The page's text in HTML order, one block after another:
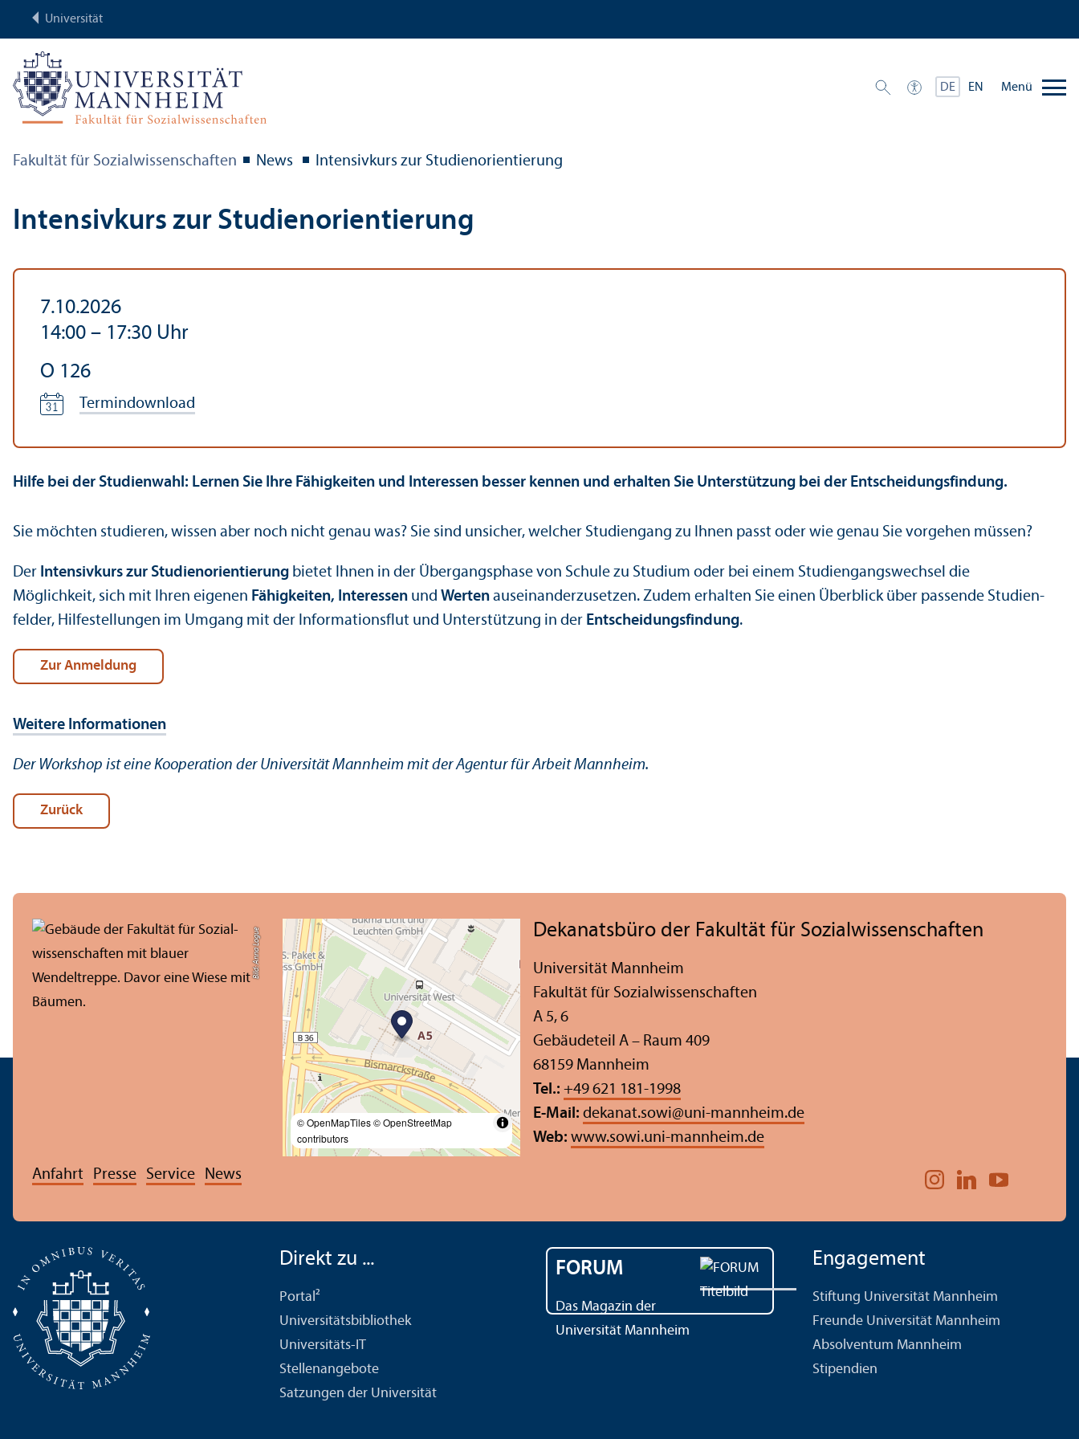
Universität
DE EN Menü
Fakultät für Sozial­wissenschaften News Intensivkurs zur Studien­orientierung
Intensivkurs zur Studien­orientierung
7.10.2026
14:00 – 17:30 Uhr
O 126
Termindownload
Hilfe bei der Studien­wahl: Lernen Sie Ihre Fähigkeiten und Interessen besser kennen und erhalten Sie Unter­stützung bei der Entscheidungs­findung.
Sie möchten studieren, wissen aber noch nicht genau was? Sie sind unsicher, welcher Studien­gang zu Ihnen passt oder wie genau Sie vorgehen müssen?
Der Intensivkurs zur Studien­orientierung bietet Ihnen in der Über­gangs­phase von Schule zu Studium oder bei einem Studien­gangs­wechsel die
Möglichkeit, sich mit Ihren eigenen Fähigkeiten, Interessen und Werten auseinanderzusetzen. Zudem erhalten Sie einen Über­blick über passende Studien­
felder, Hilfestellungen im Umgang mit der Informations­flut und Unter­stützung in der Entscheidungs­findung.
Zur Anmeldung
Weitere Informationen
Der Workshop ist eine Kooperation der Universität Mannheim mit der Agentur für Arbeit Mannheim.
Zurück
Bild: Anna Logue
© OpenMapTiles© OpenStreetMap
contributors
Dekanatsbüro der Fakultät für Sozial­wissenschaften
Universität Mannheim
Fakultät für Sozial­wissenschaften
A 5, 6
Gebäudeteil A – Raum 409
68159 Mannheim
Tel.: +49 621 181-1998
E-Mail: dekanat.sowi@uni-mannheim.de
Web: www.sowi.uni-mannheim.de
Anfahrt Presse Service News
Direkt zu ...
Portal²
Universitäts­bibliothek
Universitäts-IT
Stellenangebote
Satzungen der Universität
FORUM
Das Magazin der
Universität Mannheim
Engagement
Stiftung Universität Mannheim
Freunde Universität Mannheim
Absolventum Mannheim
Stipendien